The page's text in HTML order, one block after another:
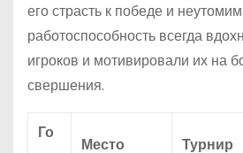
его страсть к победе и
работоспособность всегда
игроков и мотивировали их на
свершения.
Го
Место Турнир